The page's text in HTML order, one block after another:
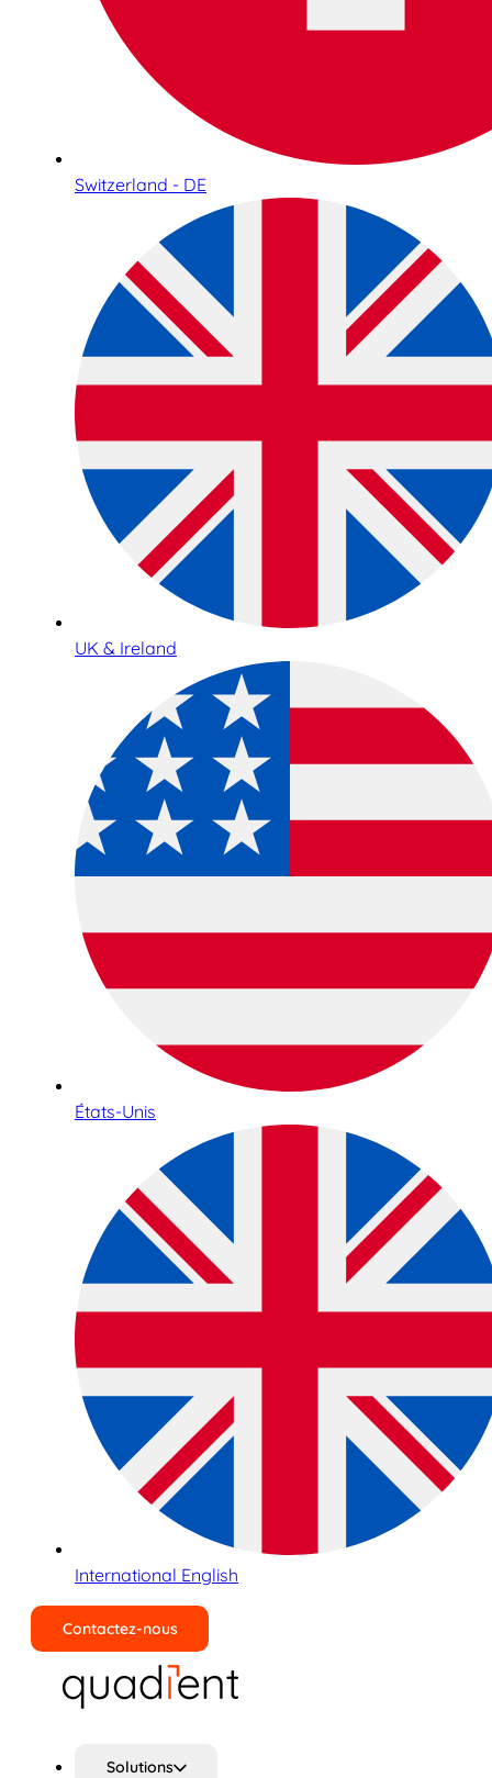
Switzerland - DE
UK & Ireland
États-Unis
International English
Contactez-nous
Solutions